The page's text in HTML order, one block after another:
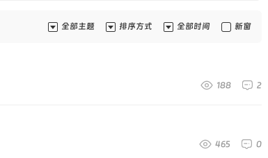
新窗
全部时间
排序方式
全部主题
2
188
0
465